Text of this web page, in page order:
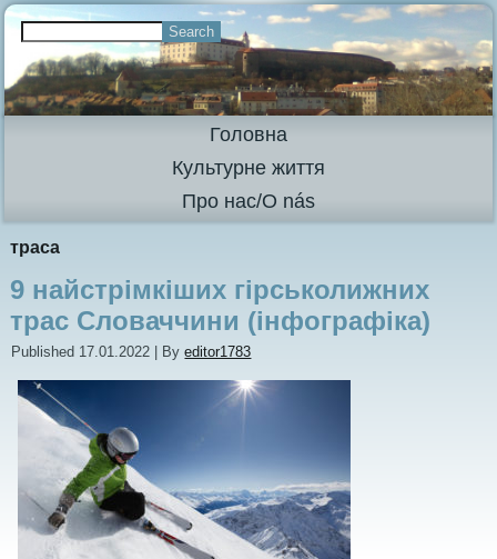
Головна
Культурне життя
Про нас/O nás
траса
9 найстрімкіших гірськолижних
трас Словаччини (інфографіка)
Published 17.01.2022 By editor1783